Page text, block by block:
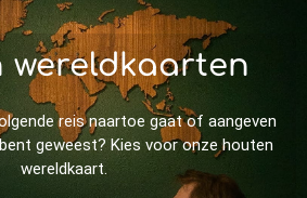
wereldkaarten
reis naartoe gaat of aangeven
geweest? Kies voor onze houten
wereldkaart.